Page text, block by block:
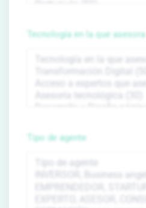
Tecnología en la que asesora
Tipo de agente